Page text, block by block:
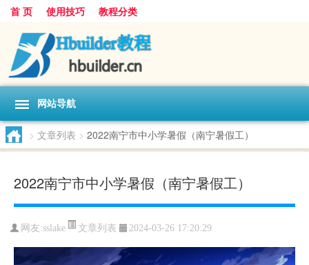
首 页 使用技巧 教程分类
网站导航
> 文章列表 > 2022南宁市中小学暑假（南宁暑假工）
2022南宁市中小学暑假（南宁暑假工）
网友:sslake 文章列表 2024-03-26 17:20:29